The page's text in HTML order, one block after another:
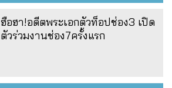
ฮือฮา!อดีตพระเอกตัวท็อปช่อง3 เปิด
ตัวร่วมงานช่อง7ครั้งแรก